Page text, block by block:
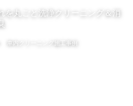
を丸ごと洗浄クリーニング＆消
車内クリーニング施工事例